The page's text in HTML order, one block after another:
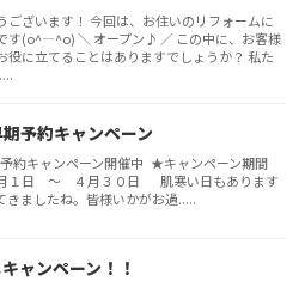
ございます！ 今回は、お住いのリフォームに
す(o^―^o) ＼ オープン♪ ／ この中に、お客様
役に立てることはありますでしょうか？ 私た
予約キャンペーン
約キャンペーン開催中 ★キャンペーン期間
１日 ～ ４月３０日 肌寒い日もあります
きましたね。皆様いかがお過.....
ャンペーン！！